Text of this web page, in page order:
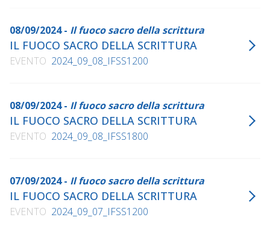
08/09/2024 - Il fuoco sacro della scrittura
IL FUOCO SACRO DELLA SCRITTURA
EVENTO 2024_09_08_IFSS1200
08/09/2024 - Il fuoco sacro della scrittura
IL FUOCO SACRO DELLA SCRITTURA
EVENTO 2024_09_08_IFSS1800
07/09/2024 - Il fuoco sacro della scrittura
IL FUOCO SACRO DELLA SCRITTURA
EVENTO 2024_09_07_IFSS1200